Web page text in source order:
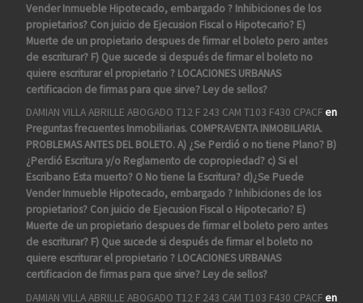
Vender Inmueble Hipotecado, embargado ? Inhibiciones de los
propietarios? Con juicio de Ejecusion Fiscal o Hipotecario? E)
Muerte de un propietario despues de firmar el boleto pero antes
de escriturar? F) Que sucede si después de firmar el boleto no
quiere escriturar el propietario ? LOCACIONES URBANAS
certificacion de firmas para que sirve? Ley de sellos?
DAMIAN VILLA ABRILLE ABOGADO T12 F 243 CAM T103 F430 CPACFen
Preguntas frecuentes Inmobiliarias. COMPRAVENTA INMOBILIARIA.
PROBLEMAS ANTES DEL BOLETO. A) ¿Se Perdió o no tiene Plano? B)
¿Perdió Escritura y/o Reglamento de copropiedad? c) Si el
Escribano Esta muerto? O No tiene la Escritura? d)¿Se Puede
Vender Inmueble Hipotecado, embargado ? Inhibiciones de los
propietarios? Con juicio de Ejecusion Fiscal o Hipotecario? E)
Muerte de un propietario despues de firmar el boleto pero antes
de escriturar? F) Que sucede si después de firmar el boleto no
quiere escriturar el propietario ? LOCACIONES URBANAS
certificacion de firmas para que sirve? Ley de sellos?
DAMIAN VILLA ABRILLE ABOGADO T12 F 243 CAM T103 F430 CPACFen